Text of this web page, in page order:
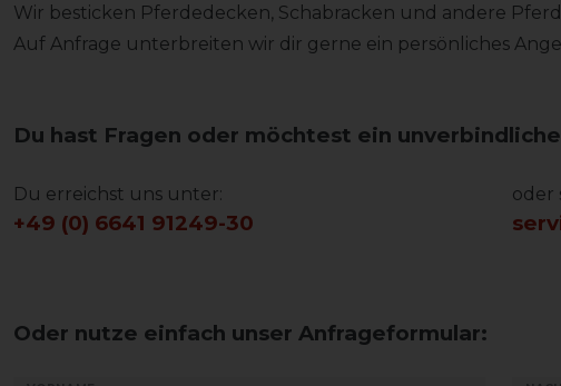
Wir besticken Pferdedecken, Schabracken und andere
Auf Anfrage unterbreiten wir dir gerne ein persönliches
Du hast Fragen oder möchtest ein
Du erreichst uns unter:
+49 (0) 6641 91249-30
oder
Oder nutze einfach unser Anfrageformular: